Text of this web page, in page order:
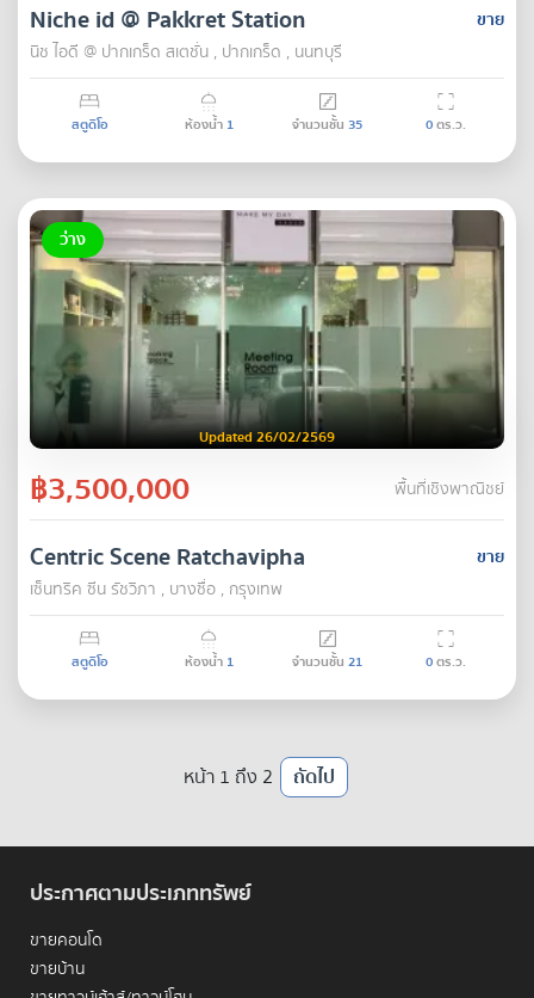
ขาย
Niche id @ Pakkret Station
นิช ไอดี @ ปากเกร็ด สเตชั่น , ปากเกร็ด , นนทบุรี
สตูดิโอ ห้องน้ำ 1 จำนวนชั้น 35 0ตร.ว.
ว่าง
Updated 26/02/2569
฿3,500,000 พื้นที่เชิงพาณิชย์
ขาย
Centric Scene Ratchavipha
เซ็นทริค ซีน รัชวิภา , บางซื่อ , กรุงเทพ
สตูดิโอ ห้องน้ำ 1 จำนวนชั้น 21 0ตร.ว.
หน้า 1 ถึง 2 ถัดไป
ประกาศตามประเภททรัพย์
ขายคอนโด
ขายบ้าน